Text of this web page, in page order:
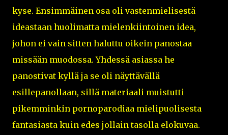
kyse. Ensimmäinen osa oli vastenmielisestä
ideastaan huolimatta mielenkiintoinen idea,
johon ei vain sitten haluttu oikein panostaa
missään muodossa. Yhdessä asiassa he
panostivat kyllä ja se oli näyttävällä
esillepanollaan, sillä materiaali muistutti
pikemminkin pornoparodiaa mielipuolisesta
fantasiasta kuin edes jollain tasolla elokuvaa.